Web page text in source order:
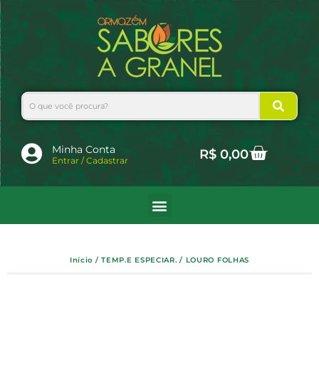
para
o
conteúdo
Search
Minha Conta
Entrar / Cadastrar R$0,00Cart
Início /TEMP.E ESPECIAR. / LOURO FOLHAS